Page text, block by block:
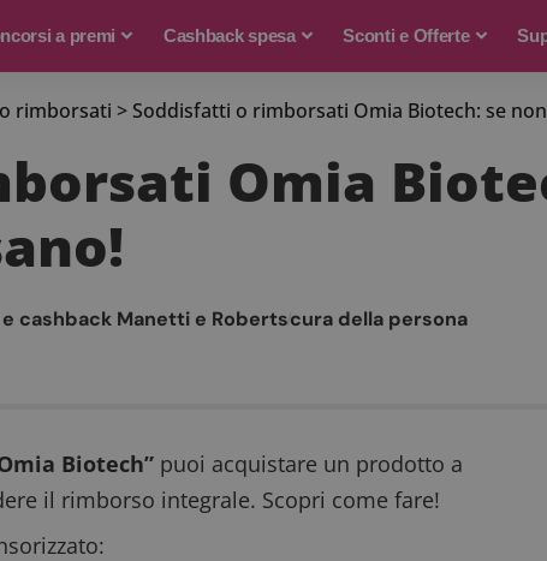
a premi Cashback spesa Sconti e Offerte
rimborsati >Soddisfatti o rimborsati Omia Biotech: se
Omia
cashback Manetti e Robertscura della persona
Biotech” puoi acquistare un prodotto a
il rimborso integrale. Scopri come fare!